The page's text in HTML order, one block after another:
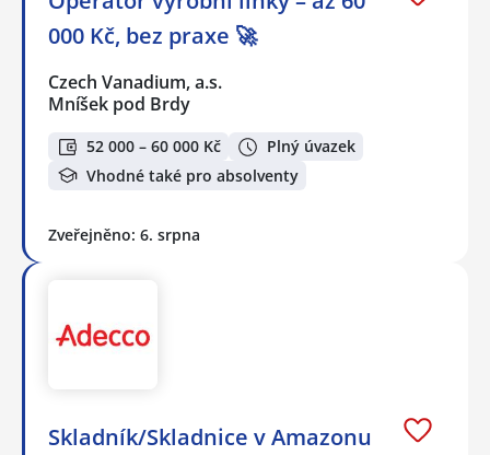
000 Kč, bez praxe 🚀
Czech Vanadium, a.s.
Mníšek pod Brdy
52 000 – 60 000 Kč
Plný úvazek
Vhodné také pro absolventy
Zveřejněno: 6. srpna
Skladník/Skladnice v Amazonu